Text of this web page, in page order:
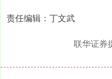
责任编辑：丁文武
联华证券